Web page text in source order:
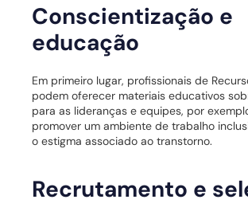
Conscientização e
educação
Em primeiro lugar, profissionais de
podem oferecer materiais educativos
para as lideranças e equipes, por
promover um ambiente de trabalho
o estigma associado ao transtorno.
Recrutamento e